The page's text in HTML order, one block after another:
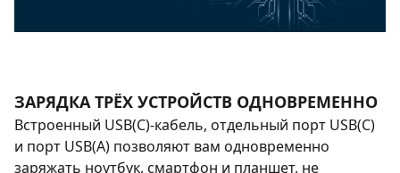
ЗАРЯДКА ТРЁХ УСТРОЙСТВ ОДНОВРЕМЕННО
Встроенный USB(C)-кабель, отдельный порт USB(C)
и порт USB(A) позволяют вам одновременно
заряжать ноутбук, смартфон и планшет, не